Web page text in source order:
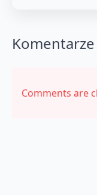
Komentarze
Comments are